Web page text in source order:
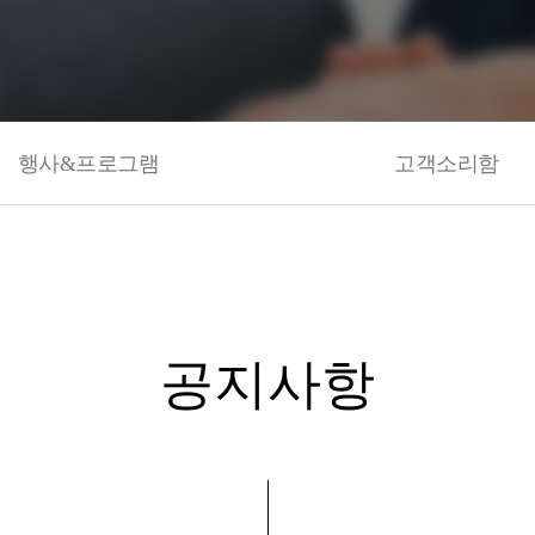
행사&프로그램 고객소리함
공지사항